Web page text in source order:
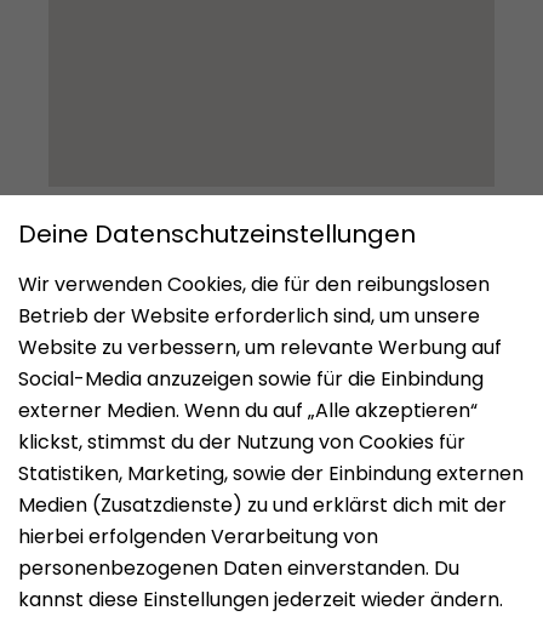
Impressum
Datenschutz
Nutzungsbedingungen
Mieten